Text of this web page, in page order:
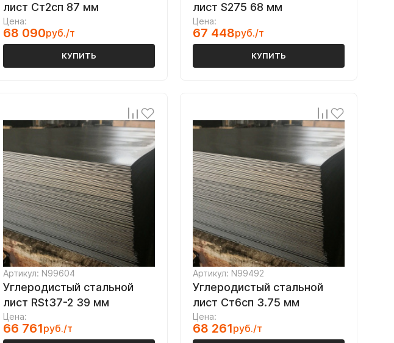
лист Ст2сп 87 мм
Цена:
68 090руб./т
КУПИТЬ
лист S275 68 мм
Цена:
67 448руб./т
КУПИТЬ
Артикул: N99604
Углеродистый стальной
лист RSt37-2 39 мм
Цена:
66 761руб./т
Артикул: N99492
Углеродистый стальной
лист Ст6сп 3.75 мм
Цена:
68 261руб./т